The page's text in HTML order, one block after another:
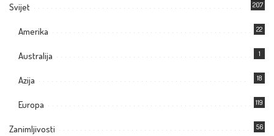
Svijet 207
Amerika 22
Australija 1
Azija 18
Europa 119
Zanimljivosti 56